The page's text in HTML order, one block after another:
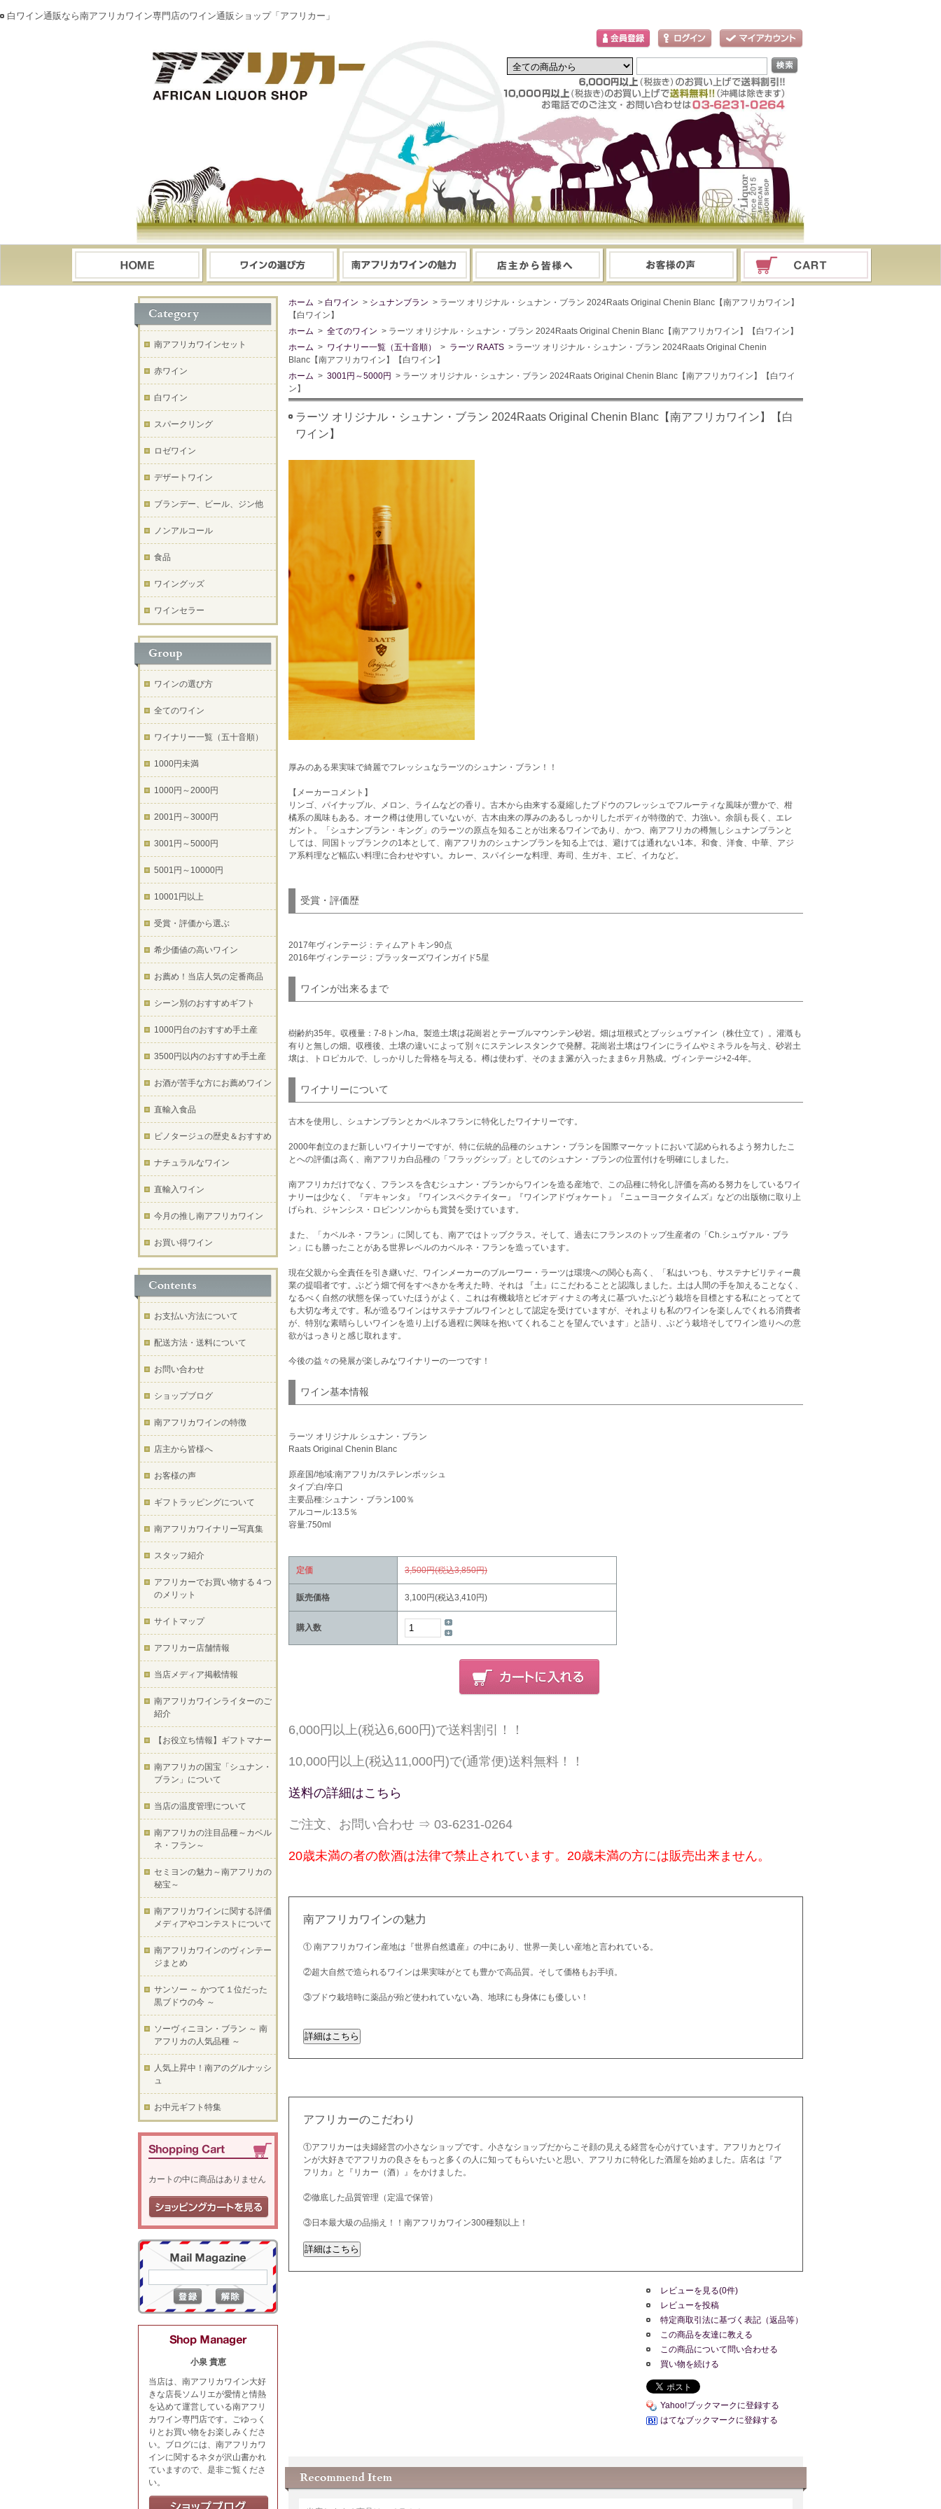
白ワイン通販なら南アフリカワイン専門店のワイン通販ショップ「アフリカー」
ホーム > 白ワイン > シュナンブラン > ラーツ オリジナル・シュナン・ブラン 2024Raats Original Chenin Blanc【南アフリカワイン】
【白ワイン】
ホーム > 全てのワイン > ラーツ オリジナル・シュナン・ブラン 2024Raats Original Chenin Blanc【南アフリカワイン】【白ワイン】
ホーム > ワイナリー一覧（五十音順） > ラーツ RAATS > ラーツ オリジナル・シュナン・ブラン 2024Raats Original Chenin
Blanc【南アフリカワイン】【白ワイン】
ホーム > 3001円～5000円 > ラーツ オリジナル・シュナン・ブラン 2024Raats Original Chenin Blanc【南アフリカワイン】【白ワイ
ン】
ラーツ オリジナル・シュナン・ブラン 2024Raats Original Chenin Blanc【南アフリカワイン】【白
ワイン】
厚みのある果実味で綺麗でフレッシュなラーツのシュナン・ブラン！！
【メーカーコメント】
リンゴ、パイナップル、メロン、ライムなどの香り。古木から由来する凝縮したブドウのフレッシュでフルーティな風味が豊かで、柑
橘系の風味もある。オーク樽は使用していないが、古木由来の厚みのあるしっかりしたボディが特徴的で、力強い。余韻も長く、エレ
ガント。「シュナンブラン・キング」のラーツの原点を知ることが出来るワインであり、かつ、南アフリカの樽無しシュナンブランと
しては、同国トップランクの1本として、南アフリカのシュナンブランを知る上では、避けては通れない1本。和食、洋食、中華、アジ
ア系料理など幅広い料理に合わせやすい。カレー、スパイシーな料理、寿司、生ガキ、エビ、イカなど。
受賞・評価歴
2017年ヴィンテージ：ティムアトキン90点
2016年ヴィンテージ：プラッターズワインガイド5星
ワインが出来るまで
樹齢約35年。収穫量：7-8トン/ha。製造土壌は花崗岩とテーブルマウンテン砂岩。畑は垣根式とブッシュヴァイン（株仕立て）。灌漑も
有りと無しの畑。収穫後、土壌の違いによって別々にステンレスタンクで発酵。花崗岩土壌はワインにライムやミネラルを与え、砂岩土
壌は、トロピカルで、しっかりした骨格を与える。樽は使わず、そのまま澱が入ったまま6ヶ月熟成。ヴィンテージ+2-4年。
ワイナリーについて
古木を使用し、シュナンブランとカベルネフランに特化したワイナリーです。
2000年創立のまだ新しいワイナリーですが、特に伝統的品種のシュナン・ブランを国際マーケットにおいて認められるよう努力したこ
とへの評価は高く、南アフリカ白品種の「フラッグシップ」としてのシュナン・ブランの位置付けを明確にしました。
南アフリカだけでなく、フランスを含むシュナン・ブランからワインを造る産地で、この品種に特化し評価を高める努力をしているワイ
ナリーは少なく、『デキャンタ』『ワインスペクテイター』『ワインアドヴォケート』『ニューヨークタイムズ』などの出版物に取り上
げられ、ジャンシス・ロビンソンからも賞賛を受けています。
また、「カベルネ・フラン」に関しても、南アではトップクラス。そして、過去にフランスのトップ生産者の「Ch.シュヴァル・ブラ
ン」にも勝ったことがある世界レベルのカベルネ・フランを造っています。
現在父親から全責任を引き継いだ、ワインメーカーのブルーワー・ラーツは環境への関心も高く、「私はいつも、サステナビリティー農
業の提唱者です。ぶどう畑で何をすべきかを考えた時、それは 『土』にこだわることと認識しました。土は人間の手を加えることなく、
なるべく自然の状態を保っていたほうがよく、これは有機栽培とビオディナミの考えに基づいたぶどう栽培を目標とする私にとってとて
も大切な考えです。私が造るワインはサステナブルワインとして認定を受けていますが、それよりも私のワインを楽しんでくれる消費者
が、特別な素晴らしいワインを造り上げる過程に興味を抱いてくれることを望んでいます」と語り、ぶどう栽培そしてワイン造りへの意
欲がはっきりと感じ取れます。
今後の益々の発展が楽しみなワイナリーの一つです！
ワイン基本情報
ラーツ オリジナル シュナン・ブラン
Raats Original Chenin Blanc
原産国/地域:南アフリカ/ステレンボッシュ
タイプ:白/辛口
主要品種:シュナン・ブラン100％
アルコール:13.5％
容量:750ml
定価 3,500円(税込3,850円)
販売価格 3,100円(税込3,410円)
購入数
6,000円以上(税込6,600円)で送料割引！！
10,000円以上(税込11,000円)で(通常便)送料無料！！
送料の詳細はこちら
ご注文、お問い合わせ ⇒ 03-6231-0264
20歳未満の者の飲酒は法律で禁止されています。20歳未満の方には販売出来ません。
南アフリカワインの魅力
① 南アフリカワイン産地は『世界自然遺産』の中にあり、世界一美しい産地と言われている。
②超大自然で造られるワインは果実味がとても豊かで高品質。そして価格もお手頃。
③ブドウ栽培時に薬品が殆ど使われていない為、地球にも身体にも優しい！
アフリカーのこだわり
①アフリカーは夫婦経営の小さなショップです。小さなショップだからこそ顔の見える経営を心がけています。アフリカとワイ
ンが大好きでアフリカの良さをもっと多くの人に知ってもらいたいと思い、アフリカに特化した酒屋を始めました。店名は『ア
フリカ』と『リカー（酒）』をかけました。
②徹底した品質管理（定温で保管）
③日本最大級の品揃え！！南アフリカワイン300種類以上！
レビューを見る(0件)
レビューを投稿
特定商取引法に基づく表記（返品等）
この商品を友達に教える
この商品について問い合わせる
買い物を続ける
Yahoo!ブックマークに登録する
はてなブックマークに登録する
南アフリカワインセット
赤ワイン
白ワイン
スパークリング
ロゼワイン
デザートワイン
ブランデー、ビール、ジン他
ノンアルコール
食品
ワイングッズ
ワインセラー
ワインの選び方
全てのワイン
ワイナリー一覧（五十音順）
1000円未満
1000円～2000円
2001円～3000円
3001円～5000円
5001円～10000円
10001円以上
受賞・評価から選ぶ
希少価値の高いワイン
お薦め！当店人気の定番商品
シーン別のおすすめギフト
1000円台のおすすめ手土産
3500円以内のおすすめ手土産
お酒が苦手な方にお薦めワイン
直輸入食品
ピノタージュの歴史＆おすすめ
ナチュラルなワイン
直輸入ワイン
今月の推し南アフリカワイン
お買い得ワイン
お支払い方法について
配送方法・送料について
お問い合わせ
ショップブログ
南アフリカワインの特徴
店主から皆様へ
お客様の声
ギフトラッピングについて
南アフリカワイナリー写真集
スタッフ紹介
アフリカーでお買い物する４つ
のメリット
サイトマップ
アフリカー店舗情報
当店メディア掲載情報
南アフリカワインライターのご
紹介
【お役立ち情報】ギフトマナー
南アフリカの国宝「シュナン・
ブラン」について
当店の温度管理について
南アフリカの注目品種～カベル
ネ・フラン～
セミヨンの魅力～南アフリカの
秘宝～
南アフリカワインに関する評価
メディアやコンテストについて
南アフリカワインのヴィンテー
ジまとめ
サンソー ～ かつて１位だった
黒ブドウの今 ～
ソーヴィニヨン・ブラン ～ 南
アフリカの人気品種 ～
人気上昇中！南アのグルナッシ
ュ
お中元ギフト特集
カートの中に商品はありません
小泉 貴恵
当店は、南アフリカワイン大好
きな店長ソムリエが愛情と情熱
を込めて運営している南アフリ
カワイン専門店です。ごゆっく
りとお買い物をお楽しみくださ
い。ブログには、南アフリカワ
インに関するネタが沢山書かれ
ていますので、是非ご覧くださ
い。